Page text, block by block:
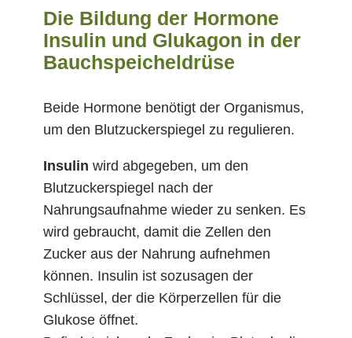
Die Bildung der Hormone
Insulin und Glukagon in der
Bauchspeicheldrüse
Beide Hormone benötigt der Organismus,
um den Blutzuckerspiegel zu regulieren.
Insulin wird abgegeben, um den
Blutzuckerspiegel nach der
Nahrungsaufnahme wieder zu senken. Es
wird gebraucht, damit die Zellen den
Zucker aus der Nahrung aufnehmen
können. Insulin ist sozusagen der
Schlüssel, der die Körperzellen für die
Glukose öffnet.